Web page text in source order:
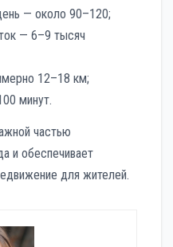
— около 90–120;
— 6–9 тысяч
12–18 км;
минут.
частью
и обеспечивает
для жителей.